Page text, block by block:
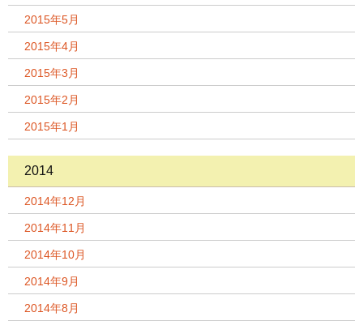
2015年5月
2015年4月
2015年3月
2015年2月
2015年1月
2014
2014年12月
2014年11月
2014年10月
2014年9月
2014年8月